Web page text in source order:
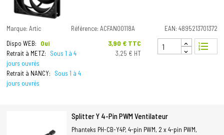
Marque: Artic Référence: ACFAN00118A
EAN: 4895213701372
Dispo WEB:
Oui
Retrait à METZ:
Sous 1 à 4
jours ouvrés
Retrait à NANCY:
Sous 1 à 4
jours ouvrés
Prix
3,90 € TTC
3,25 € HT
format_list_numbered
Splitter Y 4-Pin PWM Ventilateur
Phanteks PH-CB-Y4P, 4-pin PWM, 2 x 4-pin PWM,